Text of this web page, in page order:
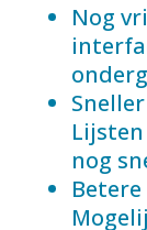
Nog
nog